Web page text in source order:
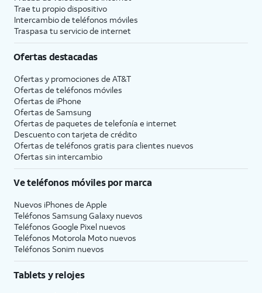
Trae tu propio dispositivo
Intercambio de teléfonos móviles
Traspasa tu servicio de internet
Ofertas destacadas
Ofertas y promociones de AT&T
Ofertas de teléfonos móviles
Ofertas de iPhone
Ofertas de Samsung
Ofertas de paquetes de telefonía e internet
Descuento con tarjeta de crédito
Ofertas de teléfonos gratis para clientes nuevos
Ofertas sin intercambio
Ve teléfonos móviles por marca
Nuevos iPhones de Apple
Teléfonos Samsung Galaxy nuevos
Teléfonos Google Pixel nuevos
Teléfonos Motorola Moto nuevos
Teléfonos Sonim nuevos
Tablets y relojes